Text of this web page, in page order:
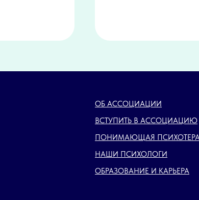
ОБ АССОЦИАЦИИ
ВСТУПИТЬ В АССОЦИАЦИЮ
ПОНИМАЮЩАЯ
НАШИ ПСИХОЛОГИ
ОБРАЗОВАНИЕ И КАРЬЕРА